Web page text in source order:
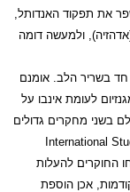
את תפקוד האנדותל,
ולמעשה דומה
חד בשריר הלב. אומנם
לעומת אינבו על
בשני מחקרים גדולים
International
החוקרים להעלות
אכן הוספת